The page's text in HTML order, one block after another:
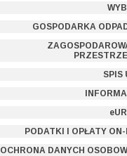
GOSPODARKA
SPIS
PODATKI I OPŁATY
OCHRONA DANYCH